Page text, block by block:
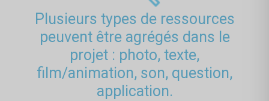
Plusieurs types de ressources
peuvent être agrégés dans le
projet : photo, texte,
film/animation, son, question,
application.